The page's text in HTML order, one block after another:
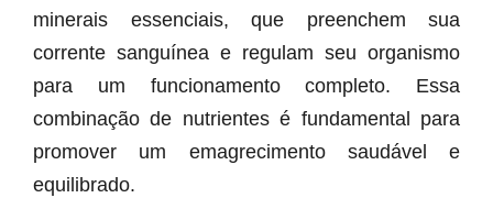
minerais essenciais, que preenchem sua
corrente sanguínea e regulam seu organismo
para um funcionamento completo. Essa
combinação de nutrientes é fundamental para
promover um emagrecimento saudável e
equilibrado.